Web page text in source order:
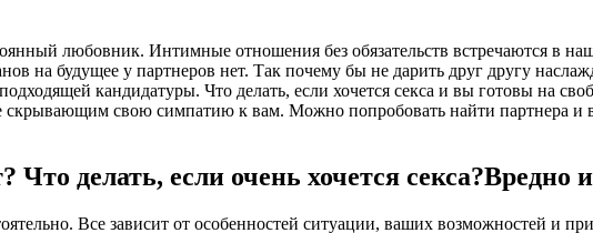
любовник. Интимные отношения без обязательств встречаются в
на будущее у партнеров нет. Так почему бы не дарить друг другу
кандидатуры. Что делать, если хочется секса и вы готовы на
скрывающим свою симпатию к вам. Можно попробовать найти партнера и в
Вредно
Все зависит от особенностей ситуации, ваших возможностей и